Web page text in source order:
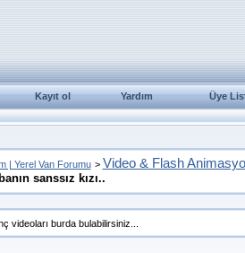
Kayıt ol Yardım Üye
| Yerel Van Forumu > Video & Flash
sanssız kızı..
videoları burda bulabilirsiniz...